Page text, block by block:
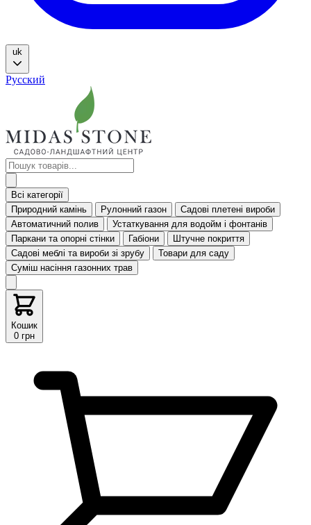
uk
Русский
Всі категорії
Природний камінь
Рулонний газон
Садові плетені вироби
Автоматичний полив
Устаткування для водойм і фонтанів
Паркани та опорні стінки
Габіони
Штучне покриття
Садові меблі та вироби зі зрубу
Товари для саду
Суміш насіння газонних трав
Кошик
0 грн